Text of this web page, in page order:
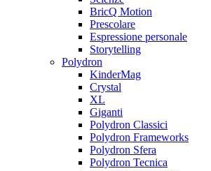
BricQ Motion
Prescolare
Espressione personale
Storytelling
Polydron
KinderMag
Crystal
XL
Giganti
Polydron Classici
Polydron Frameworks
Polydron Sfera
Polydron Tecnica